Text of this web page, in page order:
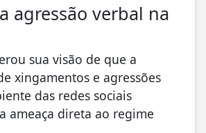
agressão verbal na
sua visão de que a
xingamentos e agressões
das redes sociais
ameaça direta ao regime